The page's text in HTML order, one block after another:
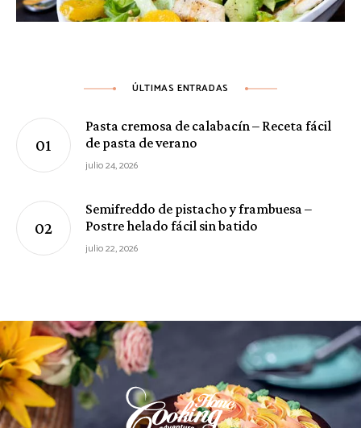
ÚLTIMAS ENTRADAS
Pasta cremosa de calabacín – Receta fácil
de pasta de verano
julio 24, 2026
Semifreddo de pistacho y frambuesa –
Postre helado fácil sin batido
julio 22, 2026